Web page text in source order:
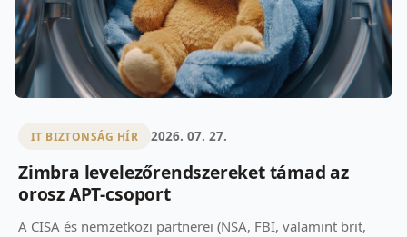
IT BIZTONSÁG HÍR 2026. 07. 27.
Zimbra levelezőrendszereket támad az
orosz APT-csoport
A CISA és nemzetközi partnerei (NSA, FBI, valamint brit,